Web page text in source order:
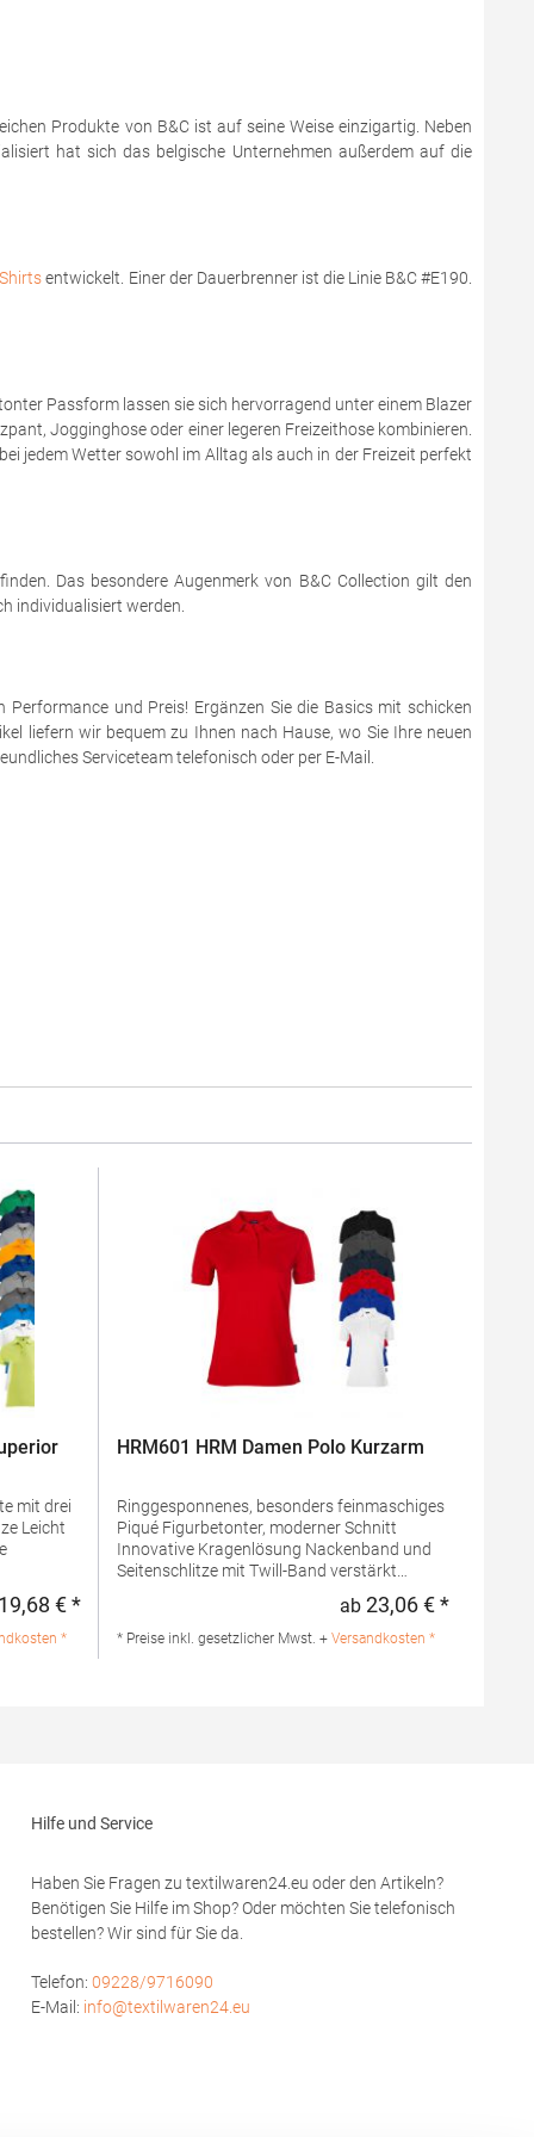
Produkte von B&C ist auf seine Weise einzigartig. Neben
hat sich das belgische Unternehmen außerdem auf die
entwickelt. Einer der Dauerbrenner ist die Linie B&C #E190.
Passform lassen sie sich hervorragend unter einem Blazer
Jogginghose oder einer legeren Freizeithose kombinieren.
jedem Wetter sowohl im Alltag als auch in der Freizeit perfekt
Das besondere Augenmerk von B&C Collection gilt den
individualisiert werden.
und Preis! Ergänzen Sie die Basics mit schicken
liefern wir bequem zu Ihnen nach Hause, wo Sie Ihre neuen
Serviceteam telefonisch oder per E-Mail.
mit drei
/
/ 1%
Regulärer Preis:
€ *
*
HRM601 HRM Damen Polo Kurzarm
Ringgesponnenes, besonders feinmaschiges
Piqué Figurbetonter, moderner Schnitt
Innovative Kragenlösung Nackenband und
Seitenschlitze mit Twill-Band verstärkt
Ton) Ersatzknopf Labelfrei
textil.de
Regulärer
ab 23,06 € *
* Preise inkl. gesetzlicher Mwst. + Versandkosten *
Hilfe und Service
Haben Sie Fragen zu textilwaren24.eu oder den Artikeln?
Benötigen Sie Hilfe im Shop? Oder möchten Sie telefonisch
bestellen? Wir sind für Sie da.
Telefon: 09228/9716090
E-Mail: info@textilwaren24.eu